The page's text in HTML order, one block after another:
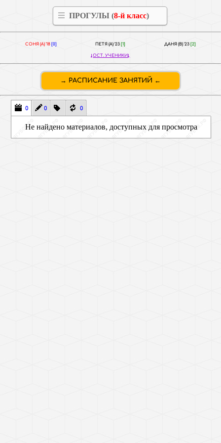
ПРОГУЛЫ (8-й класс)
СОНЯ (А) '18 [0] ПЕТЯ (А) '23 [1] ДАНЯ (В) '23 [2]
ОСТ. УЧЕНИКИ
РАСПИСАНИЕ ЗАНЯТИЙ
0 0 0
Не найдено материалов, доступных для просмотра